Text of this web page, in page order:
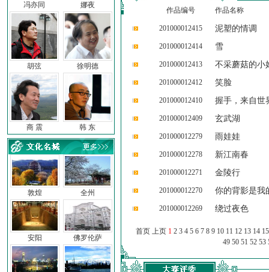
冯亦同 娜夜
胡弦 徐明德
商 震 韩 东
敦煌
安阳
全州
佛罗伦萨
作品编号 作品名称
201000012415 泥塑的情调
201000012414 雪
201000012413 不采蘑菇的小
201000012412 笑脸
201000012410 握手，来自世
201000012409 玄武湖
201000012279 雨娃娃
201000012278 新江南春
201000012271 金陵行
201000012270 你的背影是我
201000012269 绕过夜色
首页 上页 1 2 3 4 5 6 7 8 9 10 11 12 13 14 15
49 50 51 52 53